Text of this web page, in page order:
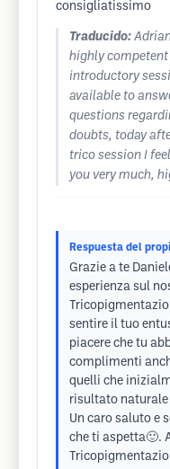
consigliatissimo
Traducido:
highly competent
introductory
available to
questions
doubts, today
trico session I
you very much,
Respuesta del
Grazie a te
esperienza sul
sentire il tuo
piacere che tu
complimenti
quelli che
risultato
Un caro saluto e
che ti aspetta🙂.